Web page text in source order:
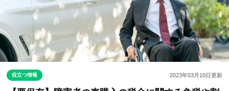
役立つ情報 2023年03月10日更新